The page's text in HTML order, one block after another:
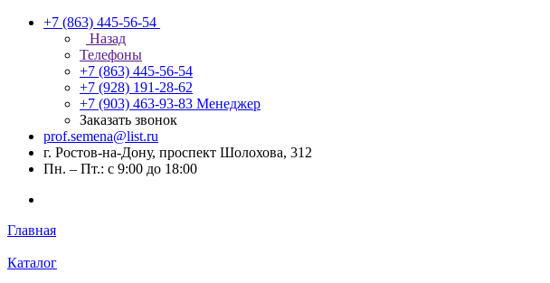
+7 (863) 445-56-54
Назад
Телефоны
+7 (863) 445-56-54
+7 (928) 191-28-62
+7 (903) 463-93-83 Менеджер
Заказать звонок
prof.semena@list.ru
г. Ростов-на-Дону, проспект Шолохова, 312
Пн. – Пт.: с 9:00 до 18:00
Главная
Каталог